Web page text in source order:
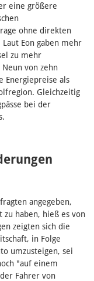
eine größere
ohne direkten
Eon gaben mehr
zu mehr
von zehn
Energiepreise als
Gleichzeitig
bei der
angegeben,
zu haben, hieß es von
zeigten sich die
in Folge
umzusteigen, sei
"auf einem
Fahrer von